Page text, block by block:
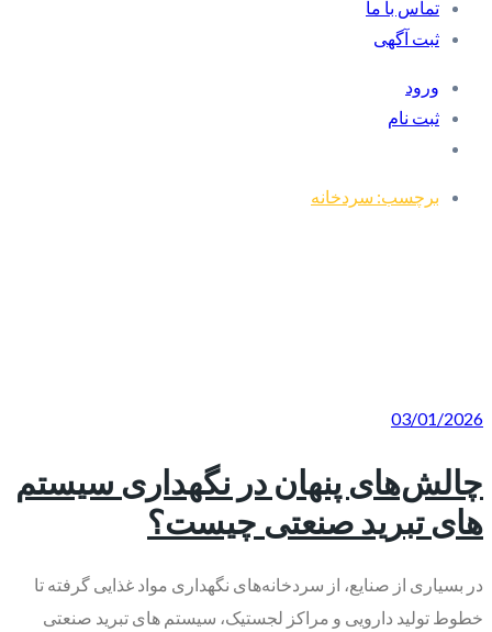
تماس با ما
ثبت آگهی
ورود
ثبت نام
برچسب: سردخانه
03/01/2026
چالش‌های پنهان در نگهداری سیستم‌
های تبرید صنعتی چیست؟
در بسیاری از صنایع، از سردخانه‌های نگهداری مواد غذایی گرفته تا
خطوط تولید دارویی و مراکز لجستیک، سیستم‌ های تبرید صنعتی